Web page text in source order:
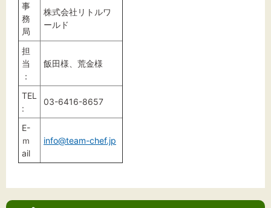
事
務
局
株式会社リトルワ
ールド
担
当
：
飯田様、荒金様
TEL
:
03-6416-8657
E-
ｍ
ail
info@team-chef.jp